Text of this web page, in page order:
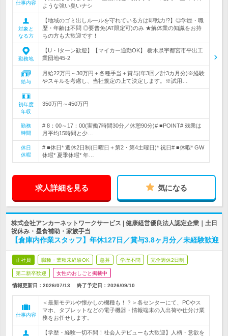
仕事内容
ような強い臭いナシ
対象と
なる方
【地域のゴミ出しルールを守れている方は即戦力!?】◎学歴・職
歴・年齢は不問 ◎要普免(AT限定可)のみ ★解体業の知識をお持
ちの方も大歓迎です！
勤務地
【U・Iターン歓迎】【マイカー通勤OK】 栃木県宇都宮市平出工
業団地45-2
給与
月給22万円～30万円＋各種手当＋賞与(年3回／計3カ月分)※経験
やスキルを考慮し、当社規定の上て決定します。※試用…
初年度
年収
350万円～450万円
勤務
時間
# 8：00～17：00(実働7時間30分／休憩90分)# ■POINT# 残業は
月平均15時間と少…
休日
休暇
# ■休日* 週休2日制(日曜日＋第2・第4土曜日)* 祝日# ■休暇* GW
休暇* 夏季休暇* 年…
求人詳細を見る 気になる
株式会社アンカーネットワークサービス | 健康経営優良法人認定企業｜土日
祝休み・昼食補助・家族手当
【倉庫内作業スタッフ】年休127日／賞与3.8ヶ月分／未経験歓迎
正社員 職種・業種未経験OK 急募 学歴不問 完全週休2日制
第二新卒歓迎 女性のおしごと掲載中
情報更新日：2026/07/13 終了予定日： 2026/09/10
仕事内容
＜最新モデルや懐かしの機種も！？＞各センターにて、PCやス
マホ、タブレットなどの電子機器・情報端末の入出荷や仕分け業
務をお任せします。
【学歴・経験一切不問！社会人デビューも大歓迎】人柄・意欲を